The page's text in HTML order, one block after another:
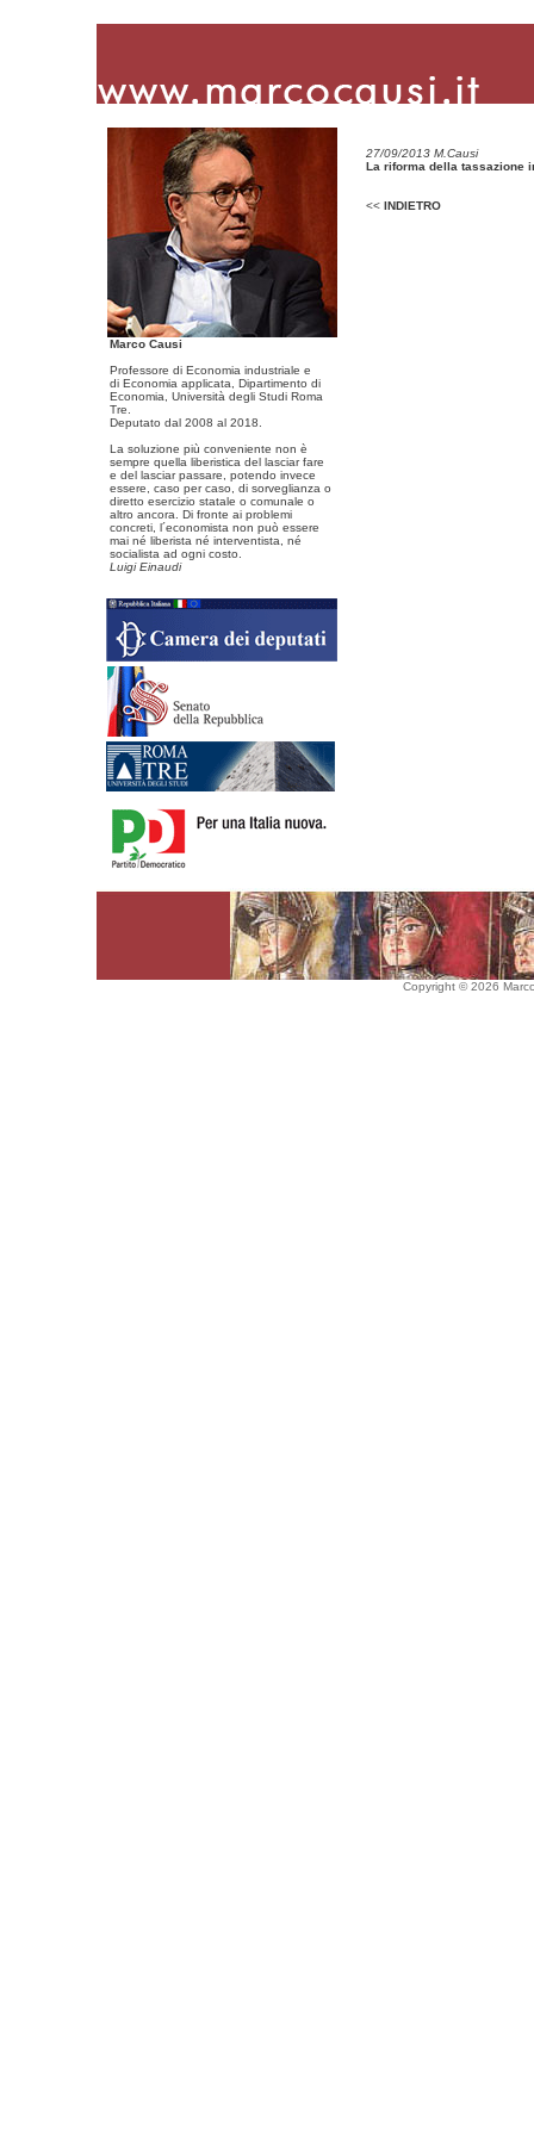
Marco Causi
Professore di Economia industriale e
di Economia applicata, Dipartimento di
Economia, Università degli Studi Roma
Tre.
Deputato dal 2008 al 2018.
La soluzione più conveniente non è
sempre quella liberistica del lasciar fare
e del lasciar passare, potendo invece
essere, caso per caso, di sorveglianza o
diretto esercizio statale o comunale o
altro ancora. Di fronte ai problemi
concreti, l´economista non può essere
mai né liberista né interventista, né
socialista ad ogni costo.
Luigi Einaudi
27/09/2013 M.Causi
La riforma della tassazione
<< INDIETRO
Copyright © 2026